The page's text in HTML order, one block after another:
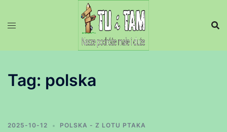
Tag: polska
2025-10-12 POLSKA - Z LOTU PTAKA